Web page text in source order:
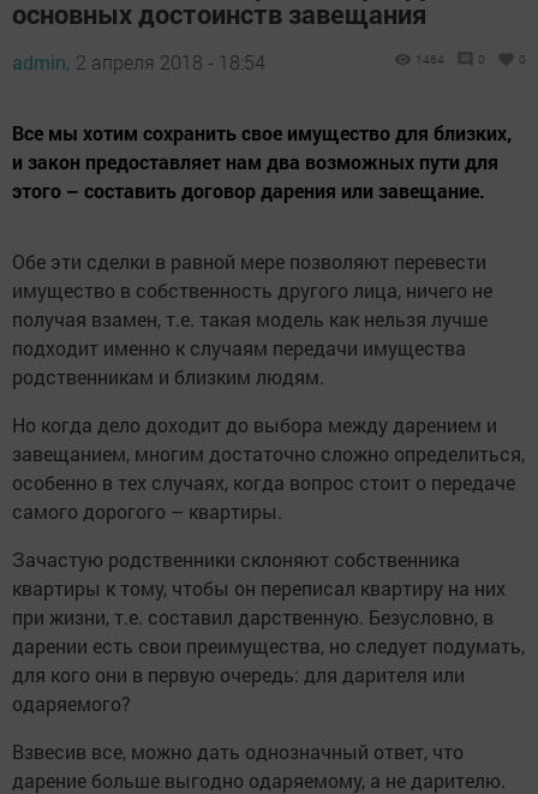
основных достоинств завещания
admin, 2 апреля 2018 - 18:54 1464 0 0
Все мы хотим сохранить свое имущество для близких,
и закон предоставляет нам два возможных пути для
этого – составить договор дарения или завещание.
Обе эти сделки в равной мере позволяют перевести
имущество в собственность другого лица, ничего не
получая взамен, т.е. такая модель как нельзя лучше
подходит именно к случаям передачи имущества
родственникам и близким людям.
Но когда дело доходит до выбора между дарением и
завещанием, многим достаточно сложно определиться,
особенно в тех случаях, когда вопрос стоит о передаче
самого дорогого – квартиры.
Зачастую родственники склоняют собственника
квартиры к тому, чтобы он переписал квартиру на них
при жизни, т.е. составил дарственную. Безусловно, в
дарении есть свои преимущества, но следует подумать,
для кого они в первую очередь: для дарителя или
одаряемого?
Взвесив все, можно дать однозначный ответ, что
дарение больше выгодно одаряемому, а не дарителю.